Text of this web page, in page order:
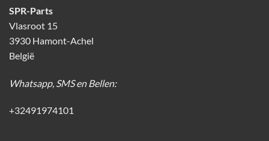
SPR-Parts
Vlasroot 15
3930 Hamont-Achel
België
Whatsapp, SMS en Bellen:
+32491974101